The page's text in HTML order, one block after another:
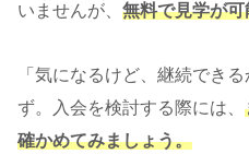
いませんが、 無料で見学が可
「気になるけど、継続でき
ず。入会を検討する際には、
確かめてみましょう。